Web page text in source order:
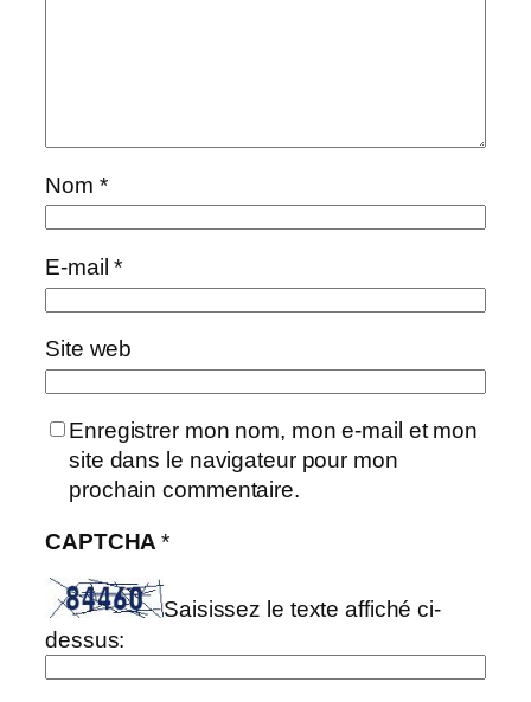
Nom *
E-mail*
Site web
Enregistrer mon nom, mon e-mail et mon
site dans le navigateur pour mon
prochain commentaire.
CAPTCHA*
Saisissez le texte affiché ci-
dessus: